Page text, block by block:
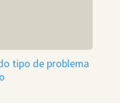
tipo de problema